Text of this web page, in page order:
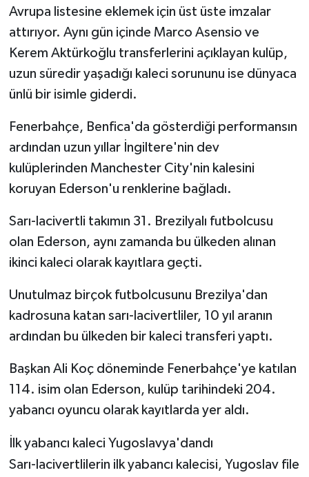
Avrupa listesine eklemek için üst üste imzalar
attırıyor. Aynı gün içinde Marco Asensio ve
Kerem Aktürkoğlu transferlerini açıklayan kulüp,
uzun süredir yaşadığı kaleci sorununu ise dünyaca
ünlü bir isimle giderdi.
Fenerbahçe, Benfica'da gösterdiği performansın
ardından uzun yıllar İngiltere'nin dev
kulüplerinden Manchester City'nin kalesini
koruyan Ederson'u renklerine bağladı.
Sarı-lacivertli takımın 31. Brezilyalı futbolcusu
olan Ederson, aynı zamanda bu ülkeden alınan
ikinci kaleci olarak kayıtlara geçti.
Unutulmaz birçok futbolcusunu Brezilya'dan
kadrosuna katan sarı-lacivertliler, 10 yıl aranın
ardından bu ülkeden bir kaleci transferi yaptı.
Başkan Ali Koç döneminde Fenerbahçe'ye katılan
114. isim olan Ederson, kulüp tarihindeki 204.
yabancı oyuncu olarak kayıtlarda yer aldı.
İlk yabancı kaleci Yugoslavya'dandı
Sarı-lacivertlilerin ilk yabancı kalecisi, Yugoslav file